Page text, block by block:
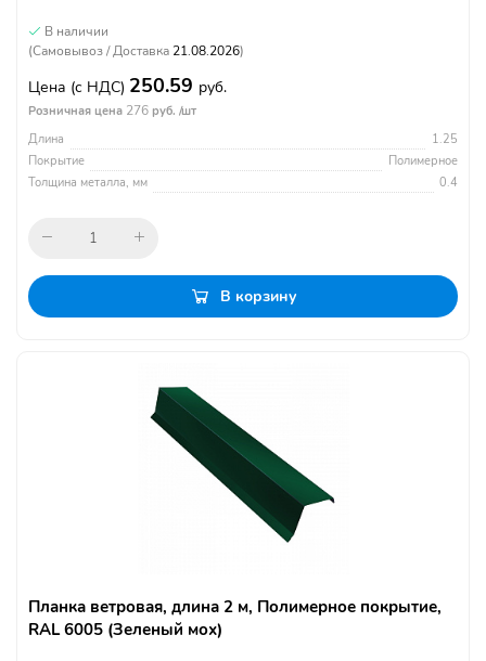
В наличии
(Самовывоз / Доставка 21.08.2026)
Цена (с НДС) 250.59 руб.
Розничная цена 276 руб. /шт
Длина
1.25
Покрытие
Полимерное
Толщина металла, мм
0.4
В корзину
Планка ветровая, длина 2 м, Полимерное покрытие,
RAL 6005 (Зеленый мох)